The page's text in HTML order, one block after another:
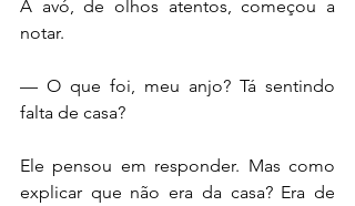
A avó, de olhos atentos, começou a
notar.
— O que foi, meu anjo? Tá sentindo
falta de casa?
Ele pensou em responder. Mas como
explicar que não era da casa? Era de